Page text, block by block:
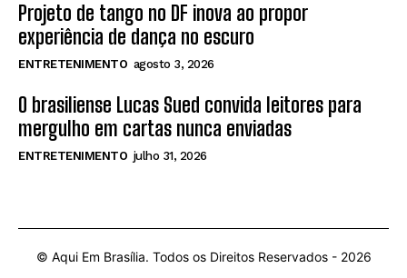
Projeto de tango no DF inova ao propor
experiência de dança no escuro
ENTRETENIMENTO agosto 3, 2026
O brasiliense Lucas Sued convida leitores para
mergulho em cartas nunca enviadas
ENTRETENIMENTO julho 31, 2026
© Aqui Em Brasília. Todos os Direitos Reservados - 2026